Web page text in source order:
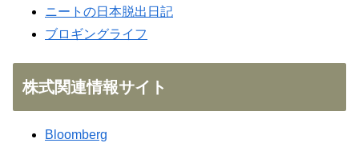
ニートの日本脱出日記
ブロギングライフ
株式関連情報サイト
Bloomberg